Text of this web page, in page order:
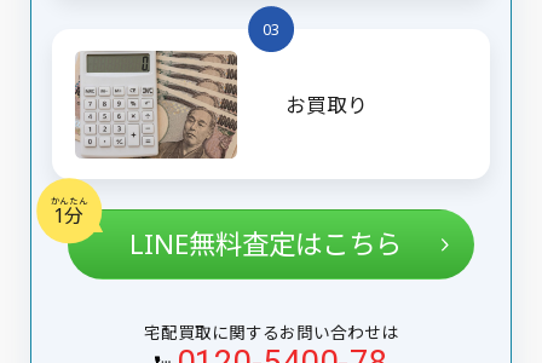
03
お買取り
かんたん
1分
LINE無料査定はこちら
宅配買取に関するお問い合わせは